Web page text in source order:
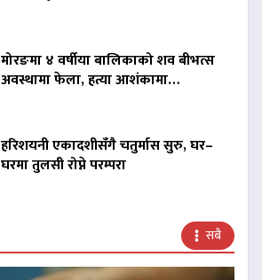
मोरङमा ४ वर्षीया बालिकाको शव बीभत्स
अवस्थामा फेला, हत्या आशंकामा…
हरिशयनी एकादशीसँगै चतुर्मास सुरु, घर–
घरमा तुलसी रोप्ने परम्परा
सबै